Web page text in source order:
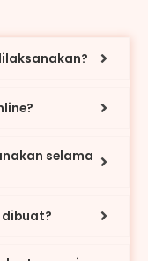
selama